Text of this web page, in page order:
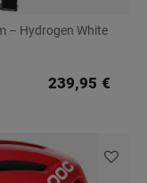
– Hydrogen White
239,95 €